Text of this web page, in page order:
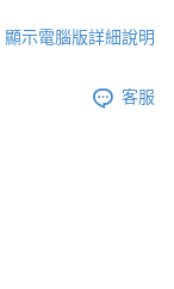
顯示電腦版詳細說明
客服